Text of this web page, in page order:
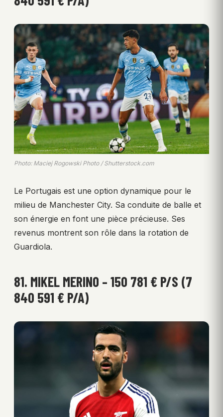
Photo: Maciej Rogowski Photo / Shutterstock.com
Le Portugais est une option dynamique pour le
milieu de Manchester City. Sa conduite de balle et
son énergie en font une pièce précieuse. Ses
revenus montrent son rôle dans la rotation de
Guardiola.
81. MIKEL MERINO – 150 781 € P/S (7
840 591 € P/A)